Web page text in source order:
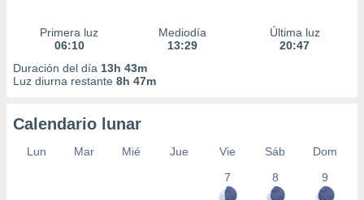
Primera luz
06:10
Mediodía
13:29
Última luz
20:47
Duración del día 13h 43m
Luz diurna restante 8h 47m
Calendario lunar
Lun Mar Mié Jue Vie Sáb
Dom
7
8 9